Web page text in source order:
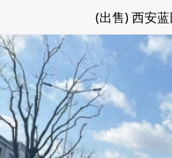
(出售) 西安